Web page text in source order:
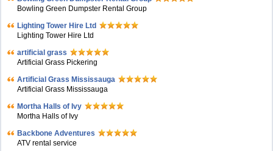
Bowling Green Dumpster Rental Group
Lighting Tower Hire Ltd
Lighting Tower Hire Ltd
artificial grass
Artificial Grass Pickering
Artificial Grass Mississauga
Artificial Grass Mississauga
Mortha Halls of Ivy
Mortha Halls of Ivy
Backbone Adventures
ATV rental service